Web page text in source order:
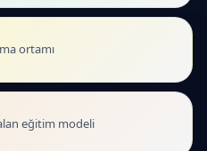
ortamı
eğitim modeli